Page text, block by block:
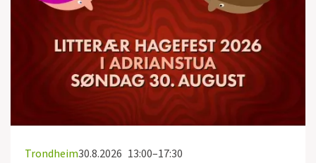
Trondheim30.8.2026 13:00–17:30